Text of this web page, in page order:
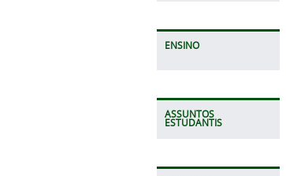
ENSINO
ASSUNTOS
ESTUDANTIS